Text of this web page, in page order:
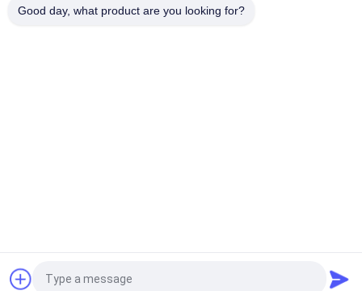
Good day, what product are you looking for?